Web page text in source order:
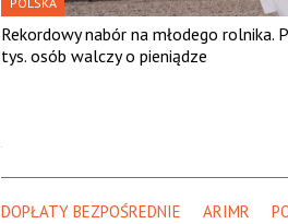
Rekordowy nabór na młodego rolnika.
tys. osób walczy o pieniądze
DOPŁATY BEZPOŚREDNIE ARIMR